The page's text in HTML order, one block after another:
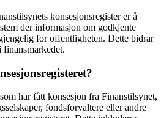
konsesjonsregister er å
der informasjon om godkjente
for offentligheten. Dette bidrar
har fått konsesjon fra Finanstilsynet,
fondsforvaltere eller andre